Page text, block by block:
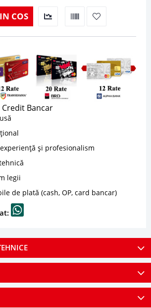
COS
Bancar
și profesionalism
legii
de plată (cash, OP, card bancar)